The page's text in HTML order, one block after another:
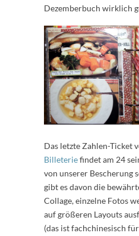
Dezemberbuch wirklich
Das letzte Zahlen-Ticket
Billeteriefindet am 24
von unserer Bescherung
gibt es davon die
Collage, einzelne Fotos
auf größeren Layouts
(das ist fachchinesisch